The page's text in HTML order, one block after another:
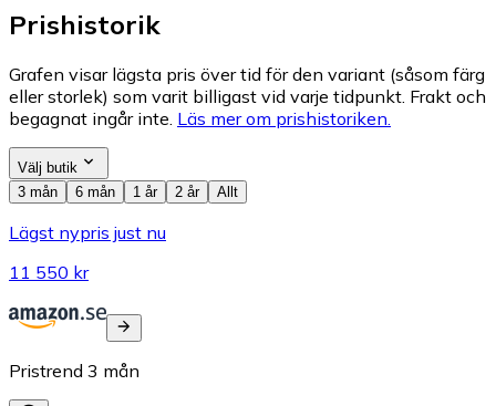
Prishistorik
Grafen visar lägsta pris över tid för den variant (såsom färg
eller storlek) som varit billigast vid varje tidpunkt. Frakt och
begagnat ingår inte. Läs mer om prishistoriken.
Välj butik
3 mån
6 mån 1 år 2 år Allt
Lägst nypris just nu
11 550 kr
Pristrend 3 mån